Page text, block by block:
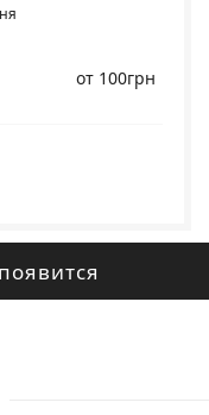
от 100грн